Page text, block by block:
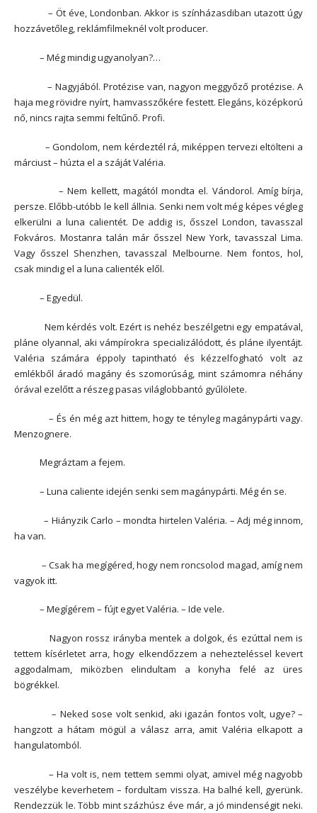
– Öt éve, Londonban. Akkor is színházasdiban utazott úgy
hozzávetőleg, reklámfilmeknél volt producer.
– Még mindig ugyanolyan?…
– Nagyjából. Protézise van, nagyon meggyőző protézise. A
haja meg rövidre nyírt, hamvasszőkére festett. Elegáns, középkorú
nő, nincs rajta semmi feltűnő. Profi.
– Gondolom, nem kérdeztél rá, miképpen tervezi eltölteni a
márciust – húzta el a száját Valéria.
– Nem kellett, magától mondta el. Vándorol. Amíg bírja,
persze. Előbb-utóbb le kell állnia. Senki nem volt még képes végleg
elkerülni a luna calientét. De addig is, ősszel London, tavasszal
Fokváros. Mostanra talán már ősszel New York, tavasszal Lima.
Vagy ősszel Shenzhen, tavasszal Melbourne. Nem fontos, hol,
csak mindig el a luna calienték elől.
– Egyedül.
Nem kérdés volt. Ezért is nehéz beszélgetni egy empatával,
pláne olyannal, aki vámpírokra specializálódott, és pláne ilyentájt.
Valéria számára éppoly tapintható és kézzelfogható volt az
emlékből áradó magány és szomorúság, mint számomra néhány
órával ezelőtt a részeg pasas világlobbantó gyűlölete.
– És én még azt hittem, hogy te tényleg magánypárti vagy.
Menzognere.
Megráztam a fejem.
– Luna caliente idején senki sem magánypárti. Még én se.
– Hiányzik Carlo – mondta hirtelen Valéria. – Adj még innom,
ha van.
– Csak ha megígéred, hogy nem roncsolod magad, amíg nem
vagyok itt.
– Megígérem – fújt egyet Valéria. – Ide vele.
Nagyon rossz irányba mentek a dolgok, és ezúttal nem is
tettem kísérletet arra, hogy elkendőzzem a nehezteléssel kevert
aggodalmam, miközben elindultam a konyha felé az üres
bögrékkel.
– Neked sose volt senkid, aki igazán fontos volt, ugye? –
hangzott a hátam mögül a válasz arra, amit Valéria elkapott a
hangulatomból.
– Ha volt is, nem tettem semmi olyat, amivel még nagyobb
veszélybe keverhetem – fordultam vissza. Ha balhé kell, gyerünk.
Rendezzük le. Több mint százhúsz éve már, a jó mindenségit neki.